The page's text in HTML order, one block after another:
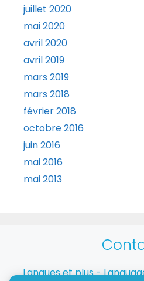
juillet 2020
mai 2020
avril 2020
avril 2019
mars 2019
mars 2018
février 2018
octobre 2016
juin 2016
mai 2016
mai 2013
Langues et plus -